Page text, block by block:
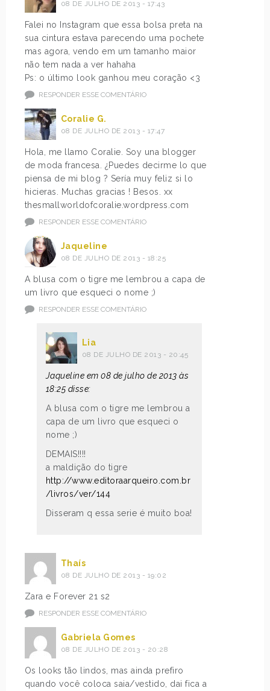
08 DE JULHO DE 2013 - 17:43
Falei no Instagram que essa bolsa preta na
sua cintura estava parecendo uma pochete
mas agora, vendo em um tamanho maior
não tem nada a ver hahaha
Ps: o último look ganhou meu coração <3
RESPONDER ESSE COMENTÁRIO
Coralie G.
08 DE JULHO DE 2013 - 17:47
Hola, me llamo Coralie. Soy una blogger
de moda francesa. ¿Puedes decirme lo que
piensa de mi blog ? Sería muy feliz si lo
hicieras. Muchas gracias ! Besos. xx
thesmallworldofcoralie.wordpress.com
RESPONDER ESSE COMENTÁRIO
Jaqueline
08 DE JULHO DE 2013 - 18:25
A blusa com o tigre me lembrou a capa de
um livro que esqueci o nome ;)
RESPONDER ESSE COMENTÁRIO
Lia
08 DE JULHO DE 2013 - 20:45
Jaqueline em 08 de julho de 2013 às
18:25 disse:
A blusa com o tigre me lembrou a
capa de um livro que esqueci o
nome ;)
DEMAIS!!!!
a maldição do tigre
http://www.editoraarqueiro.com.br
/livros/ver/144
Disseram q essa serie é muito boa!
Thaís
08 DE JULHO DE 2013 - 19:02
Zara e Forever 21 s2
RESPONDER ESSE COMENTÁRIO
Gabriela Gomes
08 DE JULHO DE 2013 - 20:28
Os looks tão lindos, mas ainda prefiro
quando você coloca saia/vestido, dai fica a